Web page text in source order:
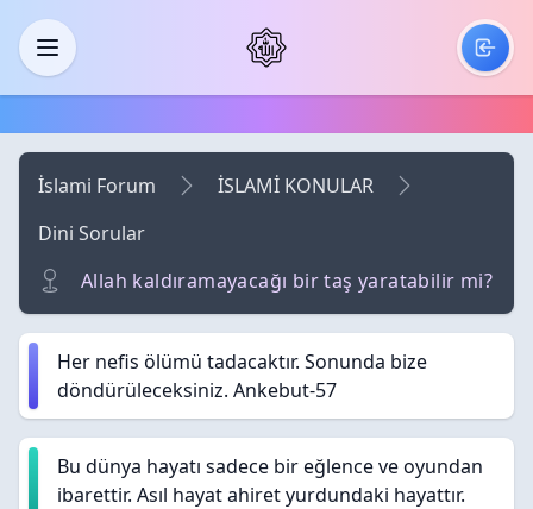
Skip to main content
Menü
İslami Forum
İSLAMİ KONULAR
Dini Sorular
Allah kaldıramayacağı bir taş yaratabilir mi?
Her nefis ölümü tadacaktır. Sonunda bize
döndürüleceksiniz. Ankebut-57
Bu dünya hayatı sadece bir eğlence ve oyundan
ibarettir. Asıl hayat ahiret yurdundaki hayattır.